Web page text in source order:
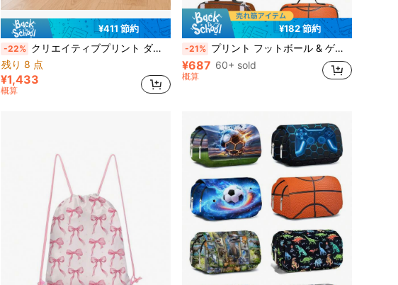
¥411 節約
-22% クリエイティブプリント ダンスシリーズ、トラベルバッグ オーバーナイトバッグ、ダンスフィットネスパーティーバッグギフトスタイルに適しています。2Dフラットプリントと刺繍、非刺繍工芸。
残り 8 点
¥1,433
概算
¥182 節約
-21% プリント フットボール & ゲーム ペンケース 仕切り付き、鉛筆、鍵、携帯電話、コイン、小物収納、学校、新学期用マルチユース
¥687 60+ sold
概算